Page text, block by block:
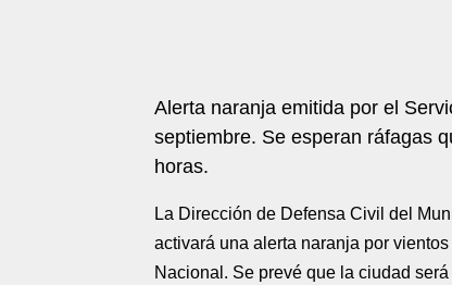
Alerta naranja emitida por el
septiembre. Se esperan ráfagas
horas.
La Dirección de Defensa Civil del
activará una alerta naranja por
Nacional. Se prevé que la ciudad